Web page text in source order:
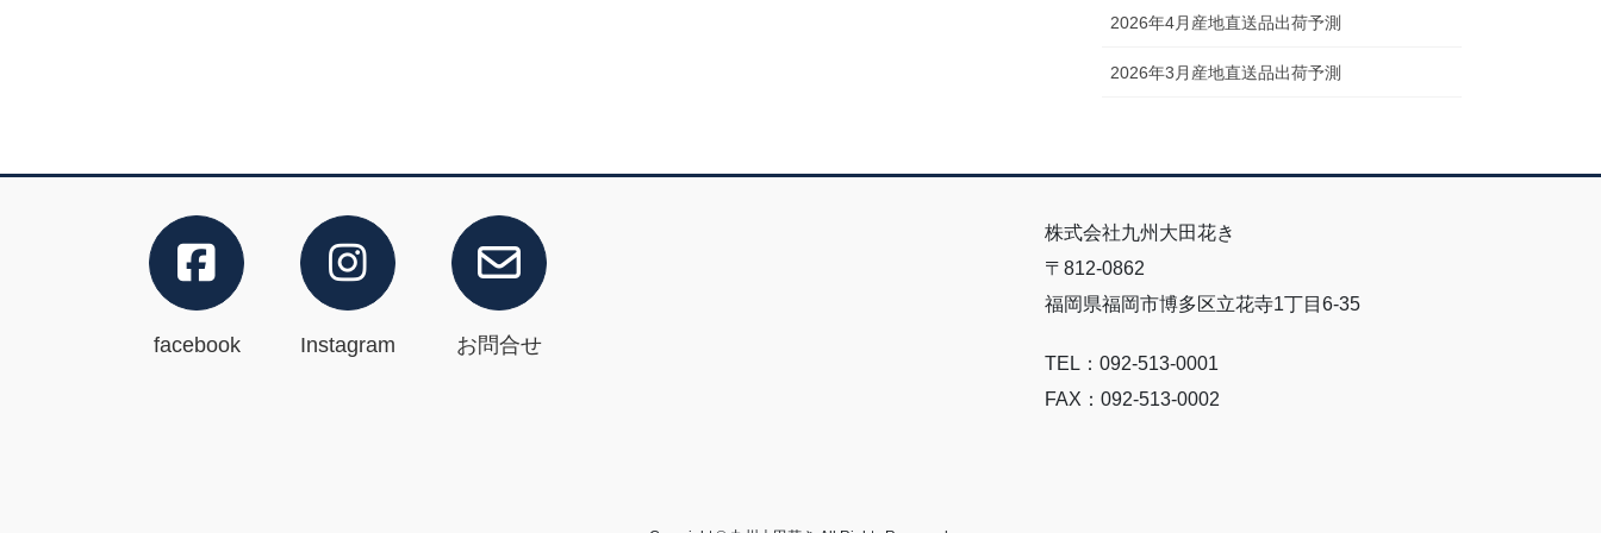
2026年4月産地直送品出荷予測
2026年3月産地直送品出荷予測
facebook Instagram お問合せ
株式会社九州大田花き
〒812-0862
福岡県福岡市博多区立花寺1丁目6-35
TEL：092-513-0001
FAX：092-513-0002